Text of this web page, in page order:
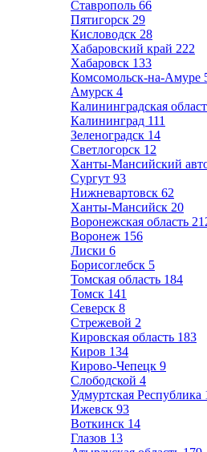
Ставрополь 66
Пятигорск 29
Кисловодск 28
Хабаровский край 222
Хабаровск 133
Комсомольск-на-Амуре
Амурск 4
Калининградская
Калининград 111
Зеленоградск 14
Светлогорск 12
Ханты-Мансийский
Сургут 93
Нижневартовск 62
Ханты-Мансийск 20
Воронежская область
Воронеж 156
Лиски 6
Борисоглебск 5
Томская область 184
Томск 141
Северск 8
Стрежевой 2
Кировская область 183
Киров 134
Кирово-Чепецк 9
Слободской 4
Удмуртская Республика
Ижевск 93
Воткинск 14
Глазов 13